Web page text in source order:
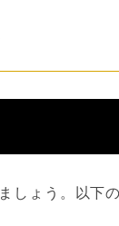
しょう。以下の